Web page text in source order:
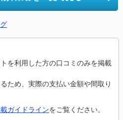
を利用した方の口コミのみを掲載
ため、実際の支払い金額や間取り
ガイドラインをご覧ください。